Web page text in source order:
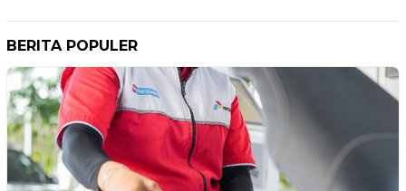
BERITA POPULER